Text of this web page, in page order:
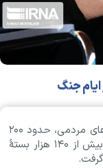
رئیس سازمان بهزیستی کشور گفت: با پویش‌های مردمی، حدود ۲۰۰
میلیارد تومان کمک نقدی جمع‌آوری شد و با بیش از ۱۴۰ هزار بستهٔ